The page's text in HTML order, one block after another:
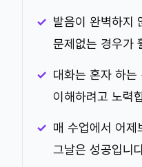
발음이 완벽하지
문제없는 경우가
대화는 혼자 하는
이해하려고 노력
매 수업에서 어제
그날은 성공입니